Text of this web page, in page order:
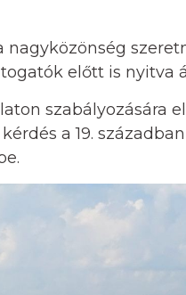
előtt is nyitva
szabályozására
a 19.